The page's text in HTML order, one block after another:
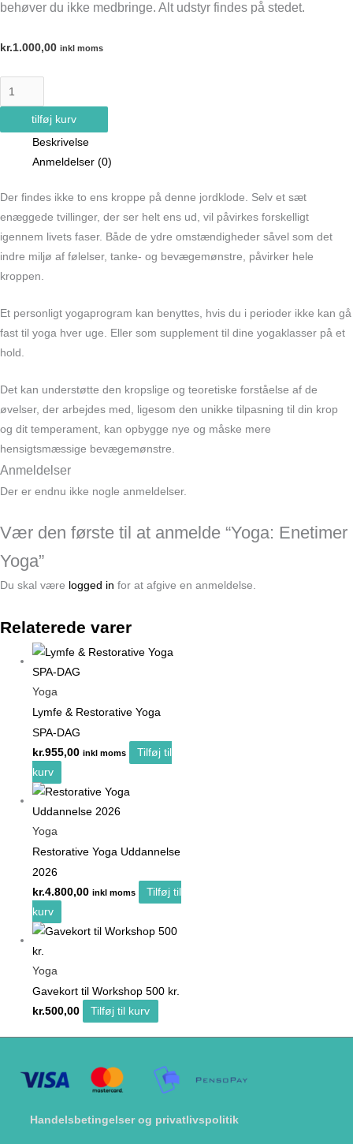
behøver du ikke medbringe. Alt udstyr findes på stedet.
kr.1.000,00 inkl moms
tilføj kurv
Beskrivelse
Anmeldelser (0)
Der findes ikke to ens kroppe på denne jordklode. Selv et sæt
enæggede tvillinger, der ser helt ens ud, vil påvirkes forskelligt
igennem livets faser. Både de ydre omstændigheder såvel som det
indre miljø af følelser, tanke- og bevægemønstre, påvirker hele
kroppen.
Et personligt yogaprogram kan benyttes, hvis du i perioder ikke kan gå
fast til yoga hver uge. Eller som supplement til dine yogaklasser på et
hold.
Det kan understøtte den kropslige og teoretiske forståelse af de
øvelser, der arbejdes med, ligesom den unikke tilpasning til din krop
og dit temperament, kan opbygge nye og måske mere
hensigtsmæssige bevægemønstre.
Anmeldelser
Der er endnu ikke nogle anmeldelser.
Vær den første til at anmelde “Yoga: Enetimer
Yoga”
Du skal være logged in for at afgive en anmeldelse.
Relaterede varer
Yoga
Lymfe & Restorative Yoga
SPA-DAG
kr.955,00 inkl moms
Tilføj til
kurv
Yoga
Restorative Yoga Uddannelse
2026
kr.4.800,00 inkl moms
Tilføj til
kurv
Yoga
Gavekort til Workshop 500 kr.
kr.500,00 Tilføj til kurv
Handelsbetingelser og privatlivspolitik